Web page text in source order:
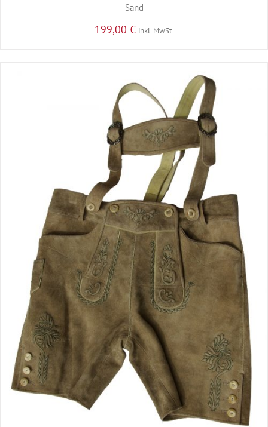
Sand
199,00 € inkl. MwSt.